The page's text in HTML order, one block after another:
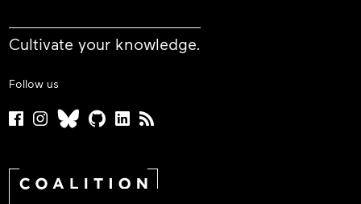
Cultivate your knowledge.
Follow us